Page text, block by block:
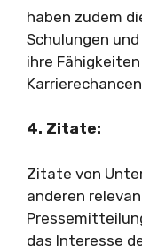
haben zudem
Schulungen
ihre
4. Zitate:
Zitate von
anderen
das Interesse